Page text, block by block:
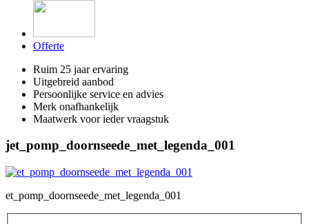
Offerte
Ruim 25 jaar ervaring
Uitgebreid aanbod
Persoonlijke service en advies
Merk onafhankelijk
Maatwerk voor ieder vraagstuk
jet_pomp_doornseede_met_legenda_001
et_pomp_doornseede_met_legenda_001